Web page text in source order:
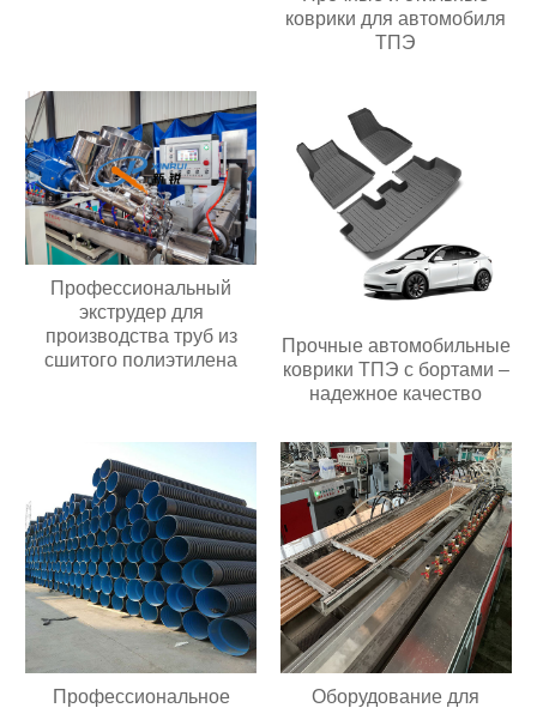
коврики для автомобиля
ТПЭ
Профессиональный
экструдер для
производства труб из
сшитого полиэтилена
Прочные автомобильные
коврики ТПЭ с бортами –
надежное качество
Профессиональное
Оборудование для